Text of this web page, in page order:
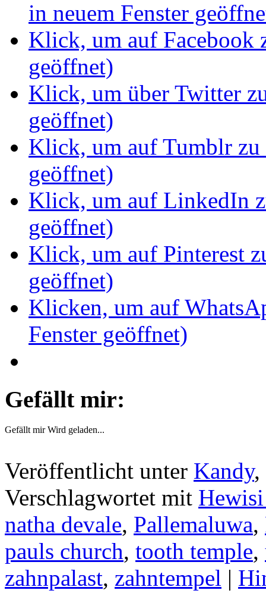
in neuem Fenster
Klick, um auf Facebook
geöffnet)
Klick, um über Twitter
geöffnet)
Klick, um auf Tumblr zu
geöffnet)
Klick, um auf LinkedIn
geöffnet)
Klick, um auf Pinterest
geöffnet)
Klicken, um auf
Fenster geöffnet)
Gefällt mir:
Gefällt mir Wird geladen...
Veröffentlicht unter Kandy,
Verschlagwortet mit
natha devale, Pallemaluwa,
pauls church, tooth temple,
zahnpalast, zahntempel |